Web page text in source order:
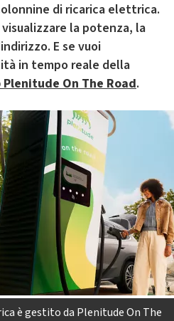
di ricarica elettrica.
la potenza, la
E se vuoi
in tempo reale della
Plenitude On The Road.
è gestito da Plenitude On The